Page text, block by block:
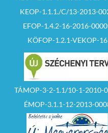
KEOP-1.1.1./C/13-2013-
EFOP-1.4.2-16-2016-
KÖFOP-1.2.1-VEKOP-16
TÁMOP-3-2-1.1/10-1-2010-
ÉMOP-3.1.1-12-2013-